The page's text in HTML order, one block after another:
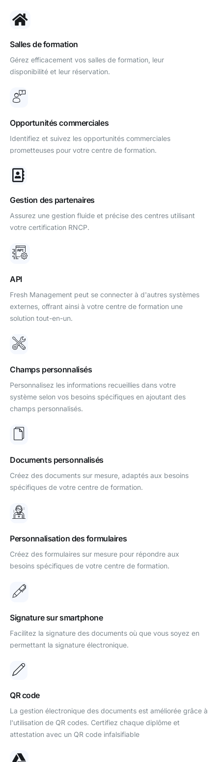
Salles de formation
Gérez efficacement vos salles de formation, leur
disponibilité et leur réservation.
Opportunités commerciales
Identifiez et suivez les opportunités commerciales
prometteuses pour votre centre de formation.
Gestion des partenaires
Assurez une gestion fluide et précise des centres utilisant
votre certification RNCP.
API
Fresh Management peut se connecter à d'autres systèmes
externes, offrant ainsi à votre centre de formation une
solution tout-en-un.
Champs personnalisés
Personnalisez les informations recueillies dans votre
système selon vos besoins spécifiques en ajoutant des
champs personnalisés.
Documents personnalisés
Créez des documents sur mesure, adaptés aux besoins
spécifiques de votre centre de formation.
Personnalisation des formulaires
Créez des formulaires sur mesure pour répondre aux
besoins spécifiques de votre centre de formation.
Signature sur smartphone
Facilitez la signature des documents où que vous soyez en
permettant la signature électronique.
QR code
La gestion électronique des documents est améliorée grâce à
l'utilisation de QR codes. Certifiez chaque diplôme et
attestation avec un QR code infalsifiable